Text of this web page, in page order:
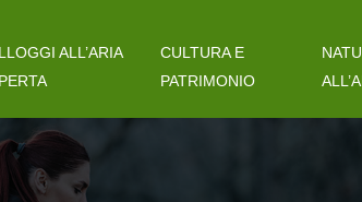
ALL’ARIA
CULTURA E
PATRIMONIO